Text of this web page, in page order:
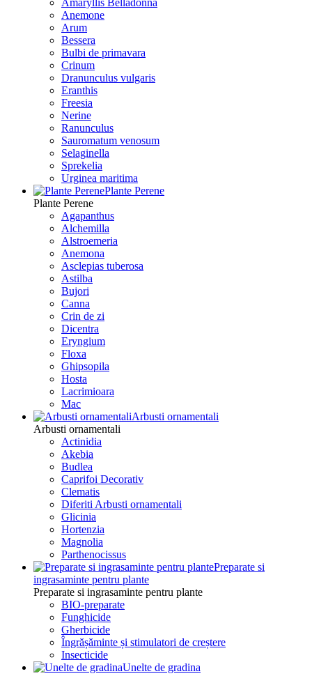
Amaryllis Belladonna
Anemone
Arum
Bessera
Bulbi de primavara
Crinum
Dranunculus vulgaris
Eranthis
Freesiа
Nerine
Ranunculus
Sauromatum venosum
Selaginella
Sprekelia
Urginea maritima
Plante Perene
Plante Perene
Agapanthus
Alchemilla
Alstroemeria
Anemona
Asclepias tuberosa
Astilba
Bujori
Canna
Crin de zi
Dicentra
Eryngium
Floxa
Ghipsopila
Hosta
Lacrimioara
Mac
Arbusti ornamentali
Arbusti ornamentali
Actinidia
Akebia
Budlea
Caprifoi Decorativ
Clematis
Diferiti Arbusti ornamentali
Glicinia
Hortenzia
Magnolia
Parthenocissus
Preparate si
ingrasaminte pentru plante
Preparate si ingrasaminte pentru plante
BIO-preparate
Funghicide
Gherbicide
Îngrășăminte și stimulatori de creștere
Insecticide
Unelte de gradina